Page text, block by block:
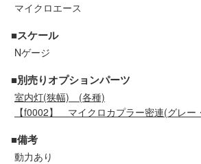
走行エリア別 鉄道模型車両リスト
北海道・東北
中部
マイクロエース
■スケール
Nゲージ
■別売りオプションパーツ
室内灯(狭幅) (各種)
【f0002】 マイクロカプラー密連(グレー
■備考
動力あり